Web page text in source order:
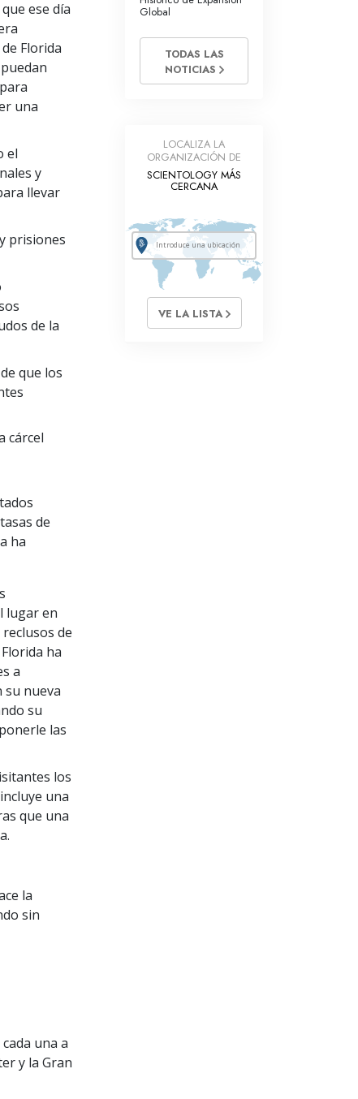
ese día
Florida
una
el
y
llevar
prisiones
de la
que los
cárcel
de
ha
lugar en
de
ha
a
su nueva
su
las
los
una
que una
la
sin
una a
y la Gran
Global
TODAS LAS
NOTICIAS
LOCALIZA LA
ORGANIZACIÓN DE
SCIENTOLOGY MÁS
CERCANA
VE LA LISTA